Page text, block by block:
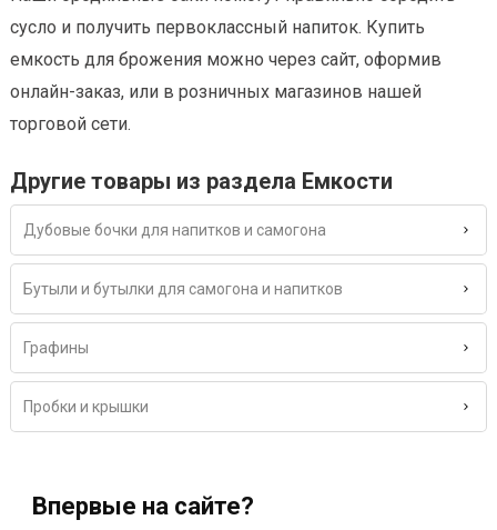
сусло и получить первоклассный напиток. Купить
емкость для брожения можно через сайт, оформив
онлайн-заказ, или в розничных магазинов нашей
торговой сети.
Другие товары из раздела Емкости
Дубовые бочки для напитков и самогона
Бутыли и бутылки для самогона и напитков
Графины
Пробки и крышки
Впервые на сайте?